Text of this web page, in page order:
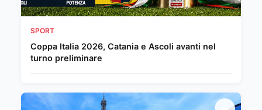
SPORT
Coppa Italia 2026, Catania e Ascoli avanti nel
turno preliminare